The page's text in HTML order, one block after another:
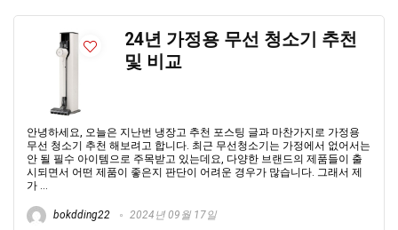
24년 가정용 무선 청소기 추천
및 비교
안녕하세요, 오늘은 지난번 냉장고 추천 포스팅 글과 마찬가지로 가정용
무선 청소기 추천 해보려고 합니다. 최근 무선청소기는 가정에서 없어서는
안 될 필수 아이템으로 주목받고 있는데요, 다양한 브랜드의 제품들이 출
시되면서 어떤 제품이 좋은지 판단이 어려운 경우가 많습니다. 그래서 제
가 ...
bokdding22 2024년 09월 17일